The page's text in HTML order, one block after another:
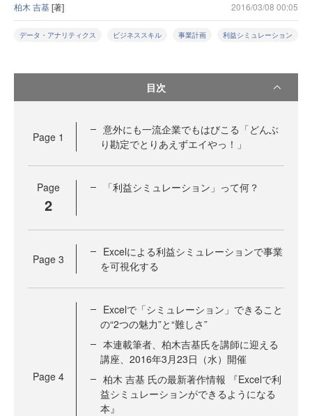
柏木 吉基[著] 2016/03/08 00:05
データ・アナリティクス ビジネススキル 事業計画 利益シミュレーション
目次
Page 1
意外にも一流企業でもはびこる「どんぶ
り勘定でとりあえずエイやっ！」
Page
2
「利益シミュレーション」って何？
Page 3
Excelによる利益シミュレーションで事業
を可視化する
Page 4
Excelで「シミュレーション」できること
の“2つの魅力”と“難しさ”
本連載筆者、柏木吉基氏を講師に迎える
講座、2016年3月23日（水）開催
柏木 吉基 氏の最新著作情報 『Excelで利
益シミュレーションができるようになる
本』